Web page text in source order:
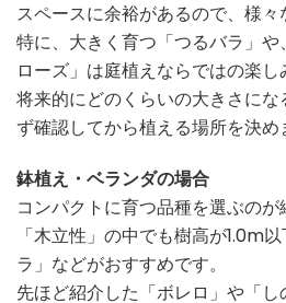
スペースに余裕があるので、様々
特に、大きく育つ「つるバラ」
ローズ」は庭植えならではの楽し
将来的にどのくらいの大きさに
ず確認してから植える場所を決め
鉢植え・ベランダの場合
コンパクトに育つ品種を選ぶのが
「木立性」の中でも樹高が1.0m
ラ」などがおすすめです。
先ほど紹介した「ボレロ」や「